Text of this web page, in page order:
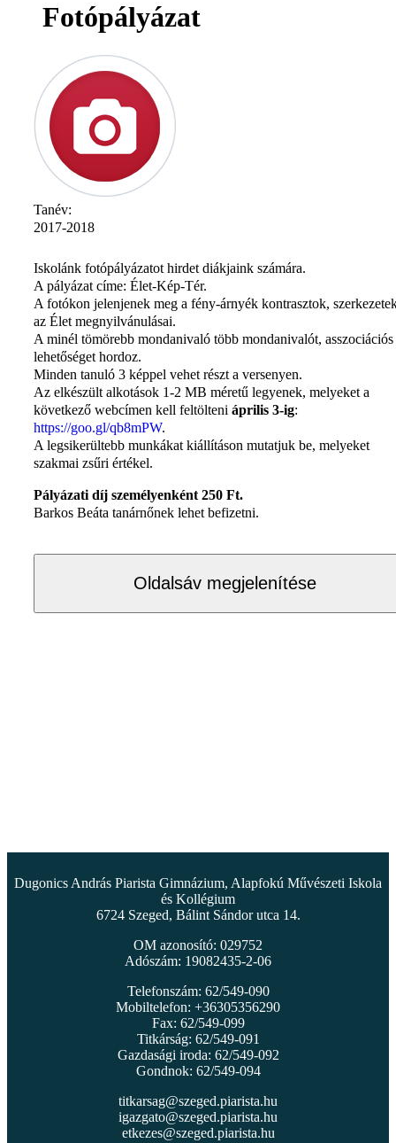
Fotópályázat
Tanév:
2017-2018
Iskolánk fotópályázatot hirdet diákjaink számára.
A pályázat címe: Élet-Kép-Tér.
A fotókon jelenjenek meg a fény-árnyék kontrasztok,
az Élet megnyilvánulásai.
A minél tömörebb mondanivaló több mondanivalót, asszociációs
lehetőséget hordoz.
Minden tanuló 3 képpel vehet részt a versenyen.
Az elkészült alkotások 1-2 MB méretű legyenek, melyeket a
következő webcímen kell feltölteni április 3-ig:
https://goo.gl/qb8mPW.
A legsikerültebb munkákat kiállításon mutatjuk be, melyeket
szakmai zsűri értékel.
Pályázati díj személyenként 250 Ft.
Barkos Beáta tanárnőnek lehet befizetni.
Oldalsáv megjelenítése
Dugonics András Piarista Gimnázium, Alapfokú Művészeti Iskola
és Kollégium
6724 Szeged, Bálint Sándor utca 14.
OM azonosító: 029752
Adószám: 19082435-2-06
Telefonszám: 62/549-090
Mobiltelefon: +36305356290
Fax: 62/549-099
Titkárság: 62/549-091
Gazdasági iroda: 62/549-092
Gondnok: 62/549-094
titkarsag@szeged.piarista.hu
igazgato@szeged.piarista.hu
etkezes@szeged.piarista.hu